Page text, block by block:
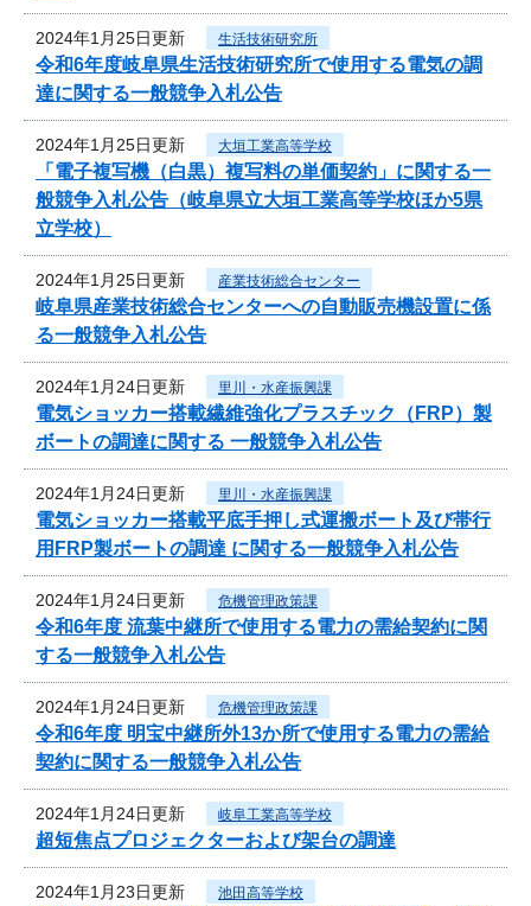
2024年1月25日更新 生活技術研究所
令和6年度岐阜県生活技術研究所で使用する電気の調
達に関する一般競争入札公告
2024年1月25日更新 大垣工業高等学校
「電子複写機（白黒）複写料の単価契約」に関する一
般競争入札公告（岐阜県立大垣工業高等学校ほか5県
立学校）
2024年1月25日更新 産業技術総合センター
岐阜県産業技術総合センターへの自動販売機設置に係
る一般競争入札公告
2024年1月24日更新 里川・水産振興課
電気ショッカー搭載繊維強化プラスチック（FRP）製
ボートの調達に関する 一般競争入札公告
2024年1月24日更新 里川・水産振興課
電気ショッカー搭載平底手押し式運搬ボート及び帯行
用FRP製ボートの調達 に関する一般競争入札公告
2024年1月24日更新 危機管理政策課
令和6年度 流葉中継所で使用する電力の需給契約に関
する一般競争入札公告
2024年1月24日更新 危機管理政策課
令和6年度 明宝中継所外13か所で使用する電力の需給
契約に関する一般競争入札公告
2024年1月24日更新 岐阜工業高等学校
超短焦点プロジェクターおよび架台の調達
2024年1月23日更新 池田高等学校